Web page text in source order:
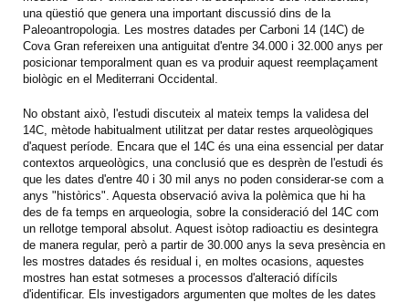
una qüestió que genera una important discussió dins de la
Paleoantropologia. Les mostres datades per Carboni 14 (14C) de
Cova Gran refereixen una antiguitat d'entre 34.000 i 32.000 anys per
posicionar temporalment quan es va produir aquest reemplaçament
biològic en el Mediterrani Occidental.
No obstant això, l'estudi discuteix al mateix temps la validesa del
14C, mètode habitualment utilitzat per datar restes arqueològiques
d'aquest període. Encara que el 14C és una eina essencial per datar
contextos arqueològics, una conclusió que es desprèn de l'estudi és
que les dates d'entre 40 i 30 mil anys no poden considerar-se com a
anys "històrics". Aquesta observació aviva la polèmica que hi ha
des de fa temps en arqueologia, sobre la consideració del 14C com
un rellotge temporal absolut. Aquest isòtop radioactiu es desintegra
de manera regular, però a partir de 30.000 anys la seva presència en
les mostres datades és residual i, en moltes ocasions, aquestes
mostres han estat sotmeses a processos d'alteració difícils
d'identificar. Els investigadors argumenten que moltes de les dates